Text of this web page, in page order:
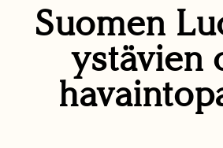
Suomen
ystävien